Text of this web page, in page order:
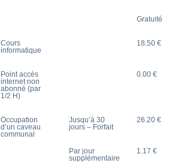
Gratuité
Cours
informatique
18.50 €
Point accès
internet non
abonné (par
1/2 H)
0.00 €
Occupation
d’un caveau
communal
Jusqu’à 30
jours – Forfait
26.20 €
Par jour
supplémentaire
1.17 €